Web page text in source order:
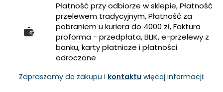
Płatność przy odbiorze w sklepie, Płatność
przelewem tradycyjnym, Płatność za
pobraniem u kuriera do 4000 zł, Faktura
proforma - przedpłata, BLIK, e-przelewy z
banku, karty płatnicze i płatności
odroczone
Zapraszamy do zakupu i kontaktu więcej informacji: